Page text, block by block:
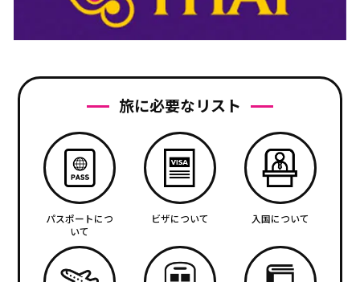
旅に必要なリスト
パスポートにつ
いて
ビザについて 入国について